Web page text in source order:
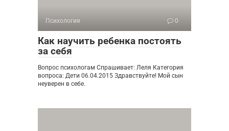
Психология 0
Как научить ребенка постоять
за себя
Вопрос психологам Спрашивает: Леля Категория
вопроса: Дети 06.04.2015 Здравствуйте! Мой сын
неуверен в себе.